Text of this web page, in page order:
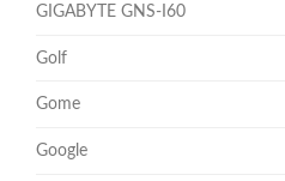
GIGABYTE GNS-I60
Golf
Gome
Google